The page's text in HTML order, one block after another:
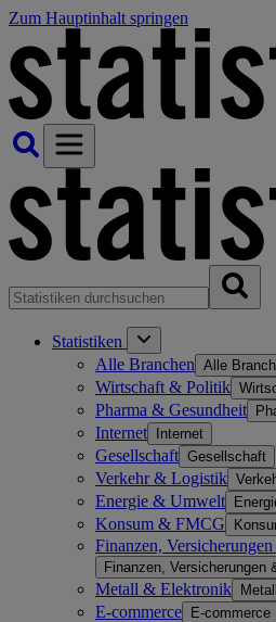
Zum Hauptinhalt springen
Statistiken
Alle Branchen Alle
Wirtschaft & Politik
Pharma & Gesundheit
Internet Internet
Gesellschaft Gesellschaft
Verkehr & Logistik
Energie & Umwelt
Konsum & FMCG
Finanzen,
Finanzen, Versicherungen
Metall & Elektronik
E-commerce E-commerce